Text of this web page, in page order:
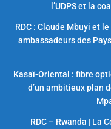
l’UDPS et la
RDC : Claude Mbuyi et
ambassadeurs des
Kasaï-Oriental : fibre
d’un ambitieux plan
RDC – Rwanda | La